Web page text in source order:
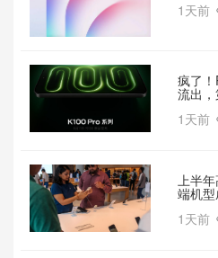
1天前
疯了
流出
1天前
上半
端机
1天前